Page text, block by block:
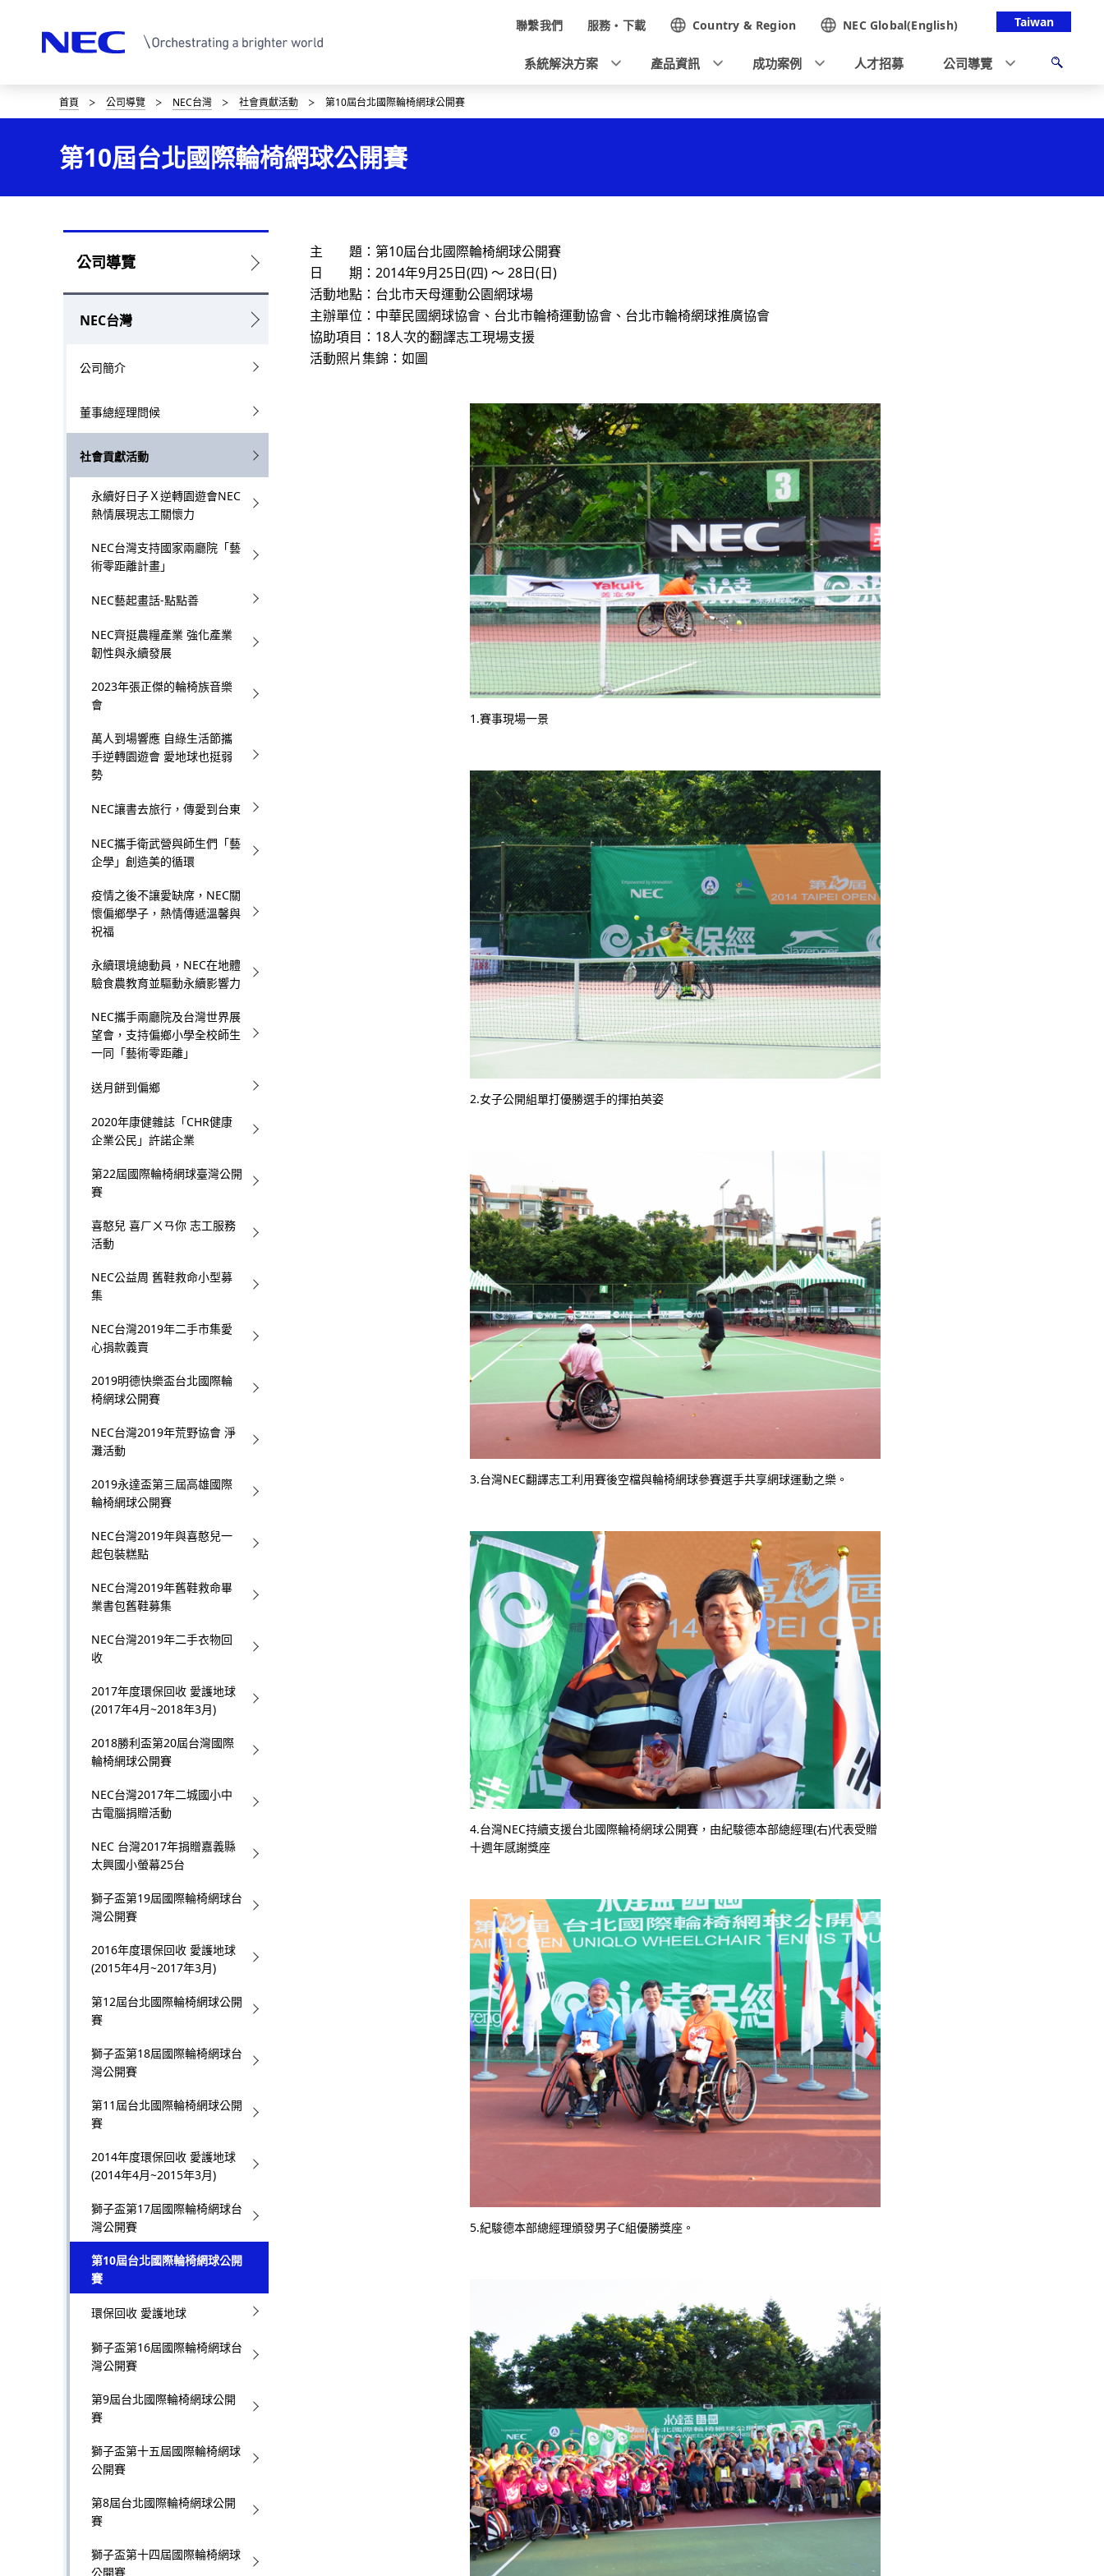
Taiwan
N
v
i
o
n
聯繫我們 服務・下載 Country & Region NEC Global(English)
系統解決方案 產品資訊 成功案例 人才招募 公司導覽
D
i
s
l
y
p
首頁 公司導覽 NEC台灣 社會貢獻活動 第10屆台北國際輪椅網球公開賽
第10屆台北國際輪椅網球公開賽
o
v
公司導覽
NEC台灣
公司簡介
董事總經理問候
社會貢獻活動
永續好日子Ｘ逆轉園遊會NEC
熱情展現志工關懷力
NEC台灣支持國家兩廳院「藝
術零距離計畫」
NEC藝起畫話-點點善
NEC齊挺農糧產業 強化產業
韌性與永續發展
2023年張正傑的輪椅族音樂
會
萬人到場響應 自綠生活節攜
手逆轉園遊會 愛地球也挺弱
勢
NEC讓書去旅行，傳愛到台東
NEC攜手衛武營與師生們「藝
企學」創造美的循環
疫情之後不讓愛缺席，NEC關
懷偏鄉學子，熱情傳遞溫馨與
祝福
永續環境總動員，NEC在地體
驗食農教育並驅動永續影響力
NEC攜手兩廳院及台灣世界展
望會，支持偏鄉小學全校師生
一同「藝術零距離」
送月餅到偏鄉
2020年康健雜誌「CHR健康
企業公民」許諾企業
第22屆國際輪椅網球臺灣公開
賽
喜憨兒 喜ㄏㄨㄢ你 志工服務
活動
NEC公益周 舊鞋救命小型募
集
NEC台灣2019年二手市集愛
心捐款義賣
2019明德快樂盃台北國際輪
椅網球公開賽
NEC台灣2019年荒野協會 淨
灘活動
2019永達盃第三屆高雄國際
輪椅網球公開賽
NEC台灣2019年與喜憨兒一
起包裝糕點
NEC台灣2019年舊鞋救命畢
業書包舊鞋募集
NEC台灣2019年二手衣物回
收
2017年度環保回收 愛護地球
(2017年4月~2018年3月)
2018勝利盃第20屆台灣國際
輪椅網球公開賽
NEC台灣2017年二城國小中
古電腦捐贈活動
NEC 台灣2017年捐贈嘉義縣
太興國小螢幕25台
獅子盃第19屆國際輪椅網球台
灣公開賽
2016年度環保回收 愛護地球
(2015年4月~2017年3月)
第12屆台北國際輪椅網球公開
賽
獅子盃第18屆國際輪椅網球台
灣公開賽
第11屆台北國際輪椅網球公開
賽
2014年度環保回收 愛護地球
(2014年4月~2015年3月)
獅子盃第17屆國際輪椅網球台
灣公開賽
第10屆台北國際輪椅網球公開
賽
環保回收 愛護地球
獅子盃第16屆國際輪椅網球台
灣公開賽
第9屆台北國際輪椅網球公開
賽
獅子盃第十五屆國際輪椅網球
公開賽
第8屆台北國際輪椅網球公開
賽
獅子盃第十四屆國際輪椅網球
公開賽
主 題：第10屆台北國際輪椅網球公開賽
日 期：2014年9月25日(四) ～ 28日(日)
活動地點：台北市天母運動公園網球場
主辦單位：中華民國網球協會、台北市輪椅運動協會、台北市輪椅網球推廣協會
協助項目：18人次的翻譯志工現場支援
活動照片集錦：如圖
1.賽事現場一景
2.女子公開組單打優勝選手的揮拍英姿
3.台灣NEC翻譯志工利用賽後空檔與輪椅網球參賽選手共享網球運動之樂。
4.台灣NEC持續支援台北國際輪椅網球公開賽，由紀駿德本部總經理(右)代表受贈
十週年感謝獎座
5.紀駿德本部總經理頒發男子C組優勝獎座。